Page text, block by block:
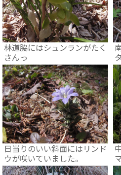
林道脇にはシュンランがたく
さんっ
日当りのいい斜面にはリンド
ウが咲いていました。